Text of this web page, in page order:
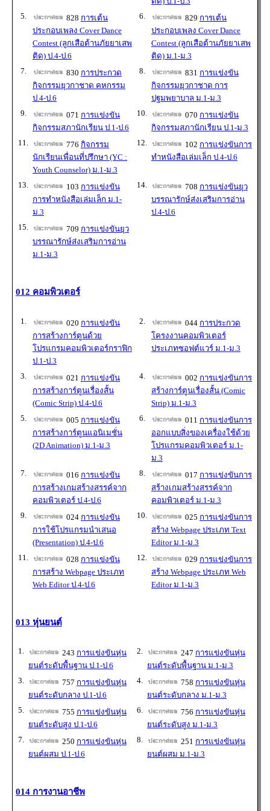
5.
828 การเต้น
ประกอบเพลง Cover Dance
Contest (ลูกเสือต้านภัยยาเสพ
ติด) ป.4-ป.6
6. 829 การเต้น
ประกอบเพลง Cover Dance
Contest (ลูกเสือต้านภัยยาเสพ
ติด) ม.1-ม.3
7.
830 การประกวด
กิจกรรมยุวกาชาด คหกรรม
ป.4-ป.6
8. 831 การแข่งขัน
กิจกรรมยุวกาชาด การ
ปฐมพยาบาล ม.1-ม.3
9.
071 การแข่งขัน
กิจกรรมสภานักเรียน ป.1-ป.6
10. 070 การแข่งขัน
กิจกรรมสภานักเรียน ป.1-ม.3
11.
776 กิจกรรม
นักเรียนเพื่อนที่ปรึกษา (YC :
Youth Counselor) ม.1-ม.3
12. 102 การแข่งขันการ
ทำหนังสือเล่มเล็ก ป.4-ป.6
13. 103 การแข่งขัน
การทำหนังสือเล่มเล็ก ม.1-
ม.3
14. 708 การแข่งขันยุว
บรรณารักษ์ส่งเสริมการอ่าน
ป.4-ป.6
15.
709 การแข่งขันยุว
บรรณารักษ์ส่งเสริมการอ่าน
ม.1-ม.3
012 คอมพิวเตอร์
1. 020 การแข่งขัน
การสร้างการ์ตูนด้วย
โปรแกรมคอมพิวเตอร์กราฟิก
ป.1-ป.3
2. 044 การประกวด
โครงงานคอมพิวเตอร์
ประเภทซอฟต์แวร์ ม.1-ม.3
3. 021 การแข่งขัน
การสร้างการ์ตูนเรื่องสั้น
(Comic Strip) ป.4-ป.6
4. 002 การแข่งขันการ
สร้างการ์ตูนเรื่องสั้น (Comic
Strip) ม.1-ม.3
5.
005 การแข่งขัน
การสร้างการ์ตูนแอนิเมชั่น
(2D Animation) ม.1-ม.3
6. 011 การแข่งขันการ
ออกแบบสิ่งของเครื่องใช้ด้วย
โปรแกรมคอมพิวเตอร์ ม.1-
ม.3
7.
016 การแข่งขัน
การสร้างเกมสร้างสรรค์จาก
คอมพิวเตอร์ ป.4-ป.6
8. 017 การแข่งขันการ
สร้างเกมสร้างสรรค์จาก
คอมพิวเตอร์ ม.1-ม.3
9.
024 การแข่งขัน
การใช้โปรแกรมนำเสนอ
(Presentation) ป.4-ป.6
10. 025 การแข่งขันการ
สร้าง Webpage ประเภท Text
Editor ม.1-ม.3
11.
028 การแข่งขัน
การสร้าง Webpage ประเภท
Web Editor ป.4-ป.6
12. 029 การแข่งขันการ
สร้าง Webpage ประเภท Web
Editor ม.1-ม.3
013 หุ่นยนต์
1. 243 การแข่งขันหุ่น
ยนต์ระดับพื้นฐาน ป.1-ป.6
2. 247 การแข่งขันหุ่น
ยนต์ระดับพื้นฐาน ม.1-ม.3
3.
757 การแข่งขันหุ่น
ยนต์ระดับกลาง ป.1-ป.6
4. 758 การแข่งขันหุ่น
ยนต์ระดับกลาง ม.1-ม.3
5.
755 การแข่งขันหุ่น
ยนต์ระดับสูง ป.1-ป.6
6. 756 การแข่งขันหุ่น
ยนต์ระดับสูง ม.1-ม.3
7.
250 การแข่งขันหุ่น
ยนต์ผสม ป.1-ป.6
8. 251 การแข่งขันหุ่น
ยนต์ผสม ม.1-ม.3
014 การงานอาชีพ